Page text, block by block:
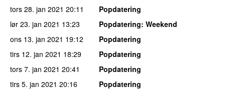
tors 28. jan 2021 20:11
Popdatering
lør 23. jan 2021 13:23 Popdatering: Weekend
ons 13. jan 2021 19:12
Popdatering
tirs 12. jan 2021 18:29
Popdatering
tors 7. jan 2021 20:41
Popdatering
tirs 5. jan 2021 20:16
Popdatering